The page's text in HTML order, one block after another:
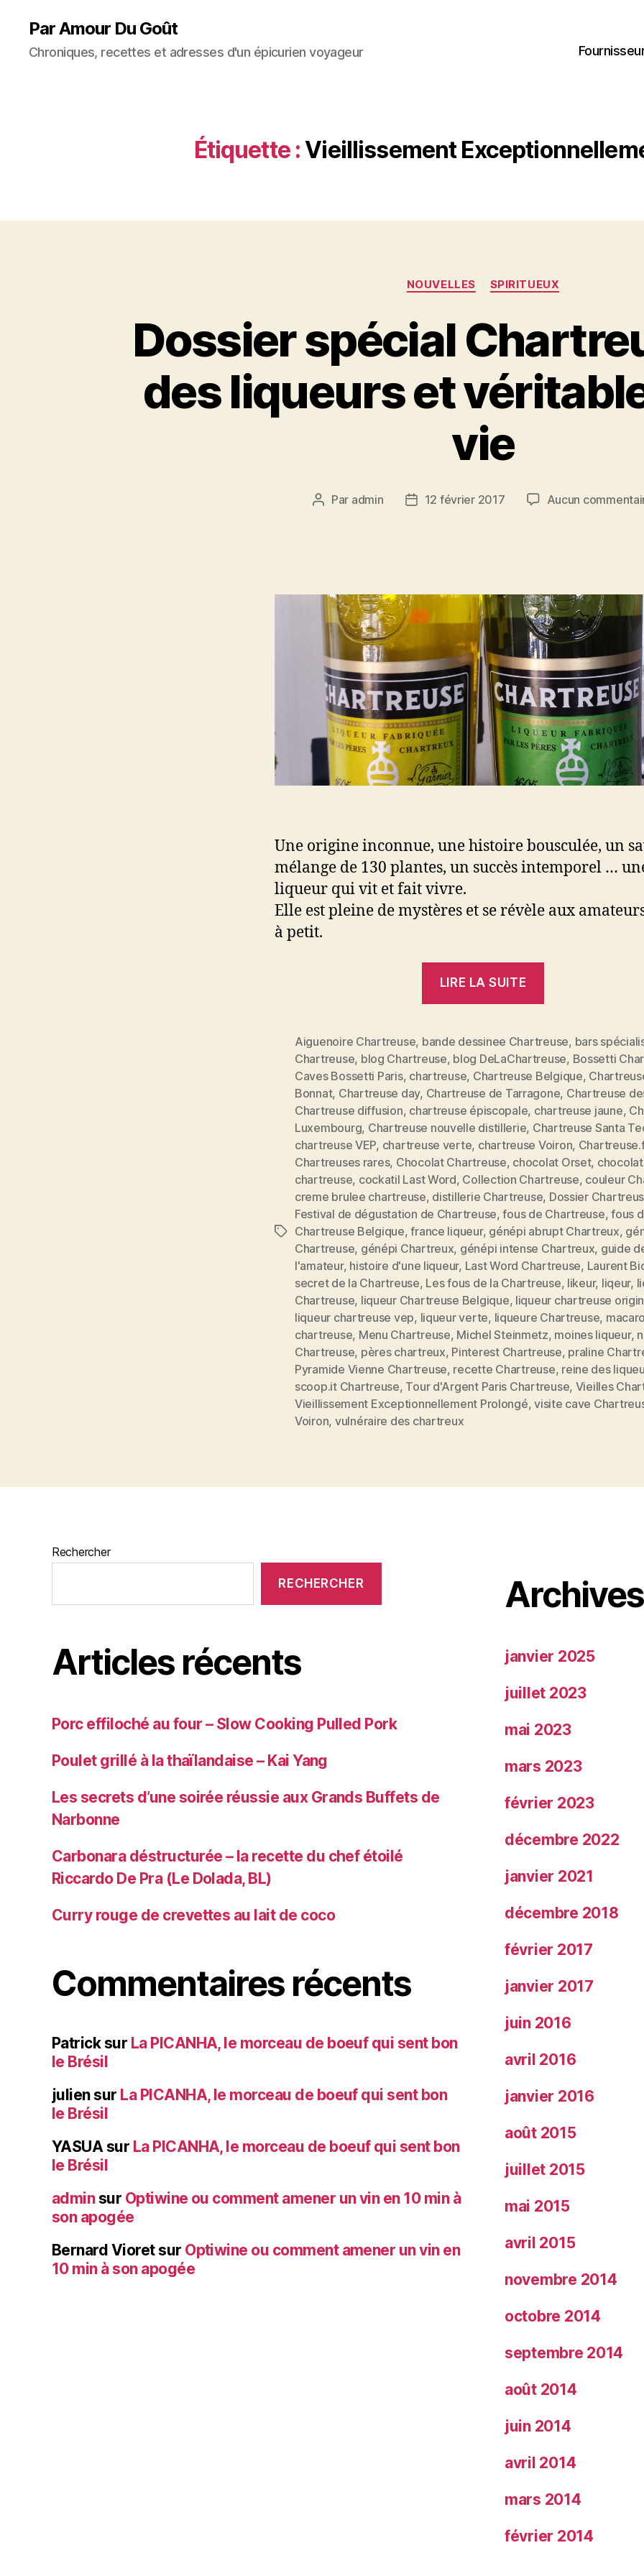
Par Amour Du Goût
Chroniques, recettes et adresses d'un épicurien voyageur
Étiquette : Vieillissement
Catégories
NOUVELLES SPIRITUEUX
Dossier spécial
des liqueurs et
vie
Auteur
Par admin
Date12 février 2017 Aucun
Une origine inconnue, une histoire bousculée, un
mélange de 130 plantes, un succès intemporel …
liqueur qui vit et fait vivre.
Elle est pleine de mystères et se révèle aux
à petit.
LIRE LA SUITE
reine
des
liqueurs
et
véritable
élixir
de
vie »
Étiquettes
Aiguenoire Chartreuse, bande dessinee Chartreuse, bars
Chartreuse, blog Chartreuse, blog DeLaChartreuse, Bossetti
Caves Bossetti Paris, chartreuse, Chartreuse Belgique,
Bonnat, Chartreuse day, Chartreuse de Tarragone, Chartreuse
Chartreuse diffusion, chartreuse épiscopale, chartreuse jaune,
Luxembourg, Chartreuse nouvelle distillerie, Chartreuse Santa
chartreuse VEP, chartreuse verte, chartreuse Voiron,
Chartreuses rares, Chocolat Chartreuse, chocolat Orset,
chartreuse, cockatil Last Word, Collection Chartreuse, couleur
creme brulee chartreuse, distillerie Chartreuse, Dossier
Festival de dégustation de Chartreuse,fous de Chartreuse,fous
Chartreuse Belgique,france liqueur, génépi abrupt Chartreux,
Chartreuse, génépi Chartreux, génépi intense Chartreux, guide
l'amateur, histoire d'une liqueur, Last Word Chartreuse, Laurent
secret de la Chartreuse, Les fous de la Chartreuse, likeur, liqeur,
Chartreuse, liqueur Chartreuse Belgique, liqueur chartreuse
liqueur chartreuse vep, liqueur verte, liqueure Chartreuse,
chartreuse, Menu Chartreuse, Michel Steinmetz, moines liqueur,
Chartreuse, pères chartreux, Pinterest Chartreuse, praline
Pyramide Vienne Chartreuse, recette Chartreuse, reine des
scoop.it Chartreuse, Tour d'Argent Paris Chartreuse, Vieilles
Vieillissement Exceptionnellement Prolongé,visite cave
Voiron, vulnéraire des chartreux
Rechercher
RECHERCHER
Articles récents
Porc effiloché au four – Slow Cooking Pulled Pork
Poulet grillé à la thaïlandaise – Kai Yang
Les secrets d’une soirée réussie aux Grands Buffets de
Narbonne
Carbonara déstructurée – la recette du chef étoilé
Riccardo De Pra (Le Dolada, BL)
Curry rouge de crevettes au lait de coco
Commentaires récents
Patricksur La PICANHA, le morceau de boeuf qui sent bon
le Brésil
juliensur La PICANHA, le morceau de boeuf qui sent bon
le Brésil
YASUA sur La PICANHA, le morceau de boeuf qui sent bon
le Brésil
adminsur Optiwine ou comment amener un vin en 10 min à
son apogée
Bernard Vioretsur Optiwine ou comment amener un vin en
10 min à son apogée
Archives
janvier 2025
juillet 2023
mai 2023
mars 2023
février 2023
décembre 2022
janvier 2021
décembre 2018
février 2017
janvier 2017
juin 2016
avril 2016
janvier 2016
août 2015
juillet 2015
mai 2015
avril 2015
novembre 2014
octobre 2014
septembre 2014
août 2014
juin 2014
avril 2014
mars 2014
février 2014